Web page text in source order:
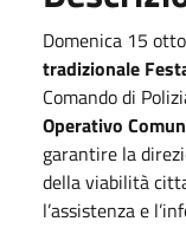
Domenica 15
tradizionale
Comando di
Operativo
garantire la
della viabilità
l’assistenza e